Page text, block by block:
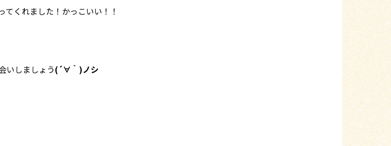
てくれました！かっこいい！！
いしましょう(´∀｀)ノシ